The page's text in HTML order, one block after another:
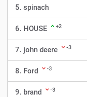
5. spinach
6. HOUSE +2
7. john deere -3
8. Ford -3
9. brand -3